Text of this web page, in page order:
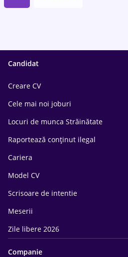
Candidat
Creare CV
Cele mai noi joburi
Locuri de munca Străinătate
Raportează conținut ilegal
Cariera
Model CV
Scrisoare de intentie
Meserii
Zile libere 2026
Companie